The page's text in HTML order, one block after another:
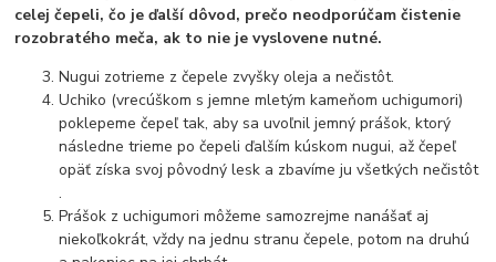
celej čepeli, čo je ďalší dôvod, prečo neodporúčam čistenie
rozobratého meča, ak to nie je vyslovene nutné.
Nugui zotrieme z čepele zvyšky oleja a nečistôt.
Uchiko (vrecúškom s jemne mletým kameňom uchigumori)
poklepeme čepeľ tak, aby sa uvoľnil jemný prášok, ktorý
následne trieme po čepeli ďalším kúskom nugui, až čepeľ
opäť získa svoj pôvodný lesk a zbavíme ju všetkých nečistôt
.
Prášok z uchigumori môžeme samozrejme nanášať aj
niekoľkokrát, vždy na jednu stranu čepele, potom na druhú